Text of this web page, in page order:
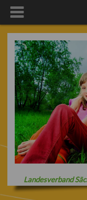
Landesverband